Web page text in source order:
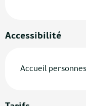
Accessibilité
Accueil